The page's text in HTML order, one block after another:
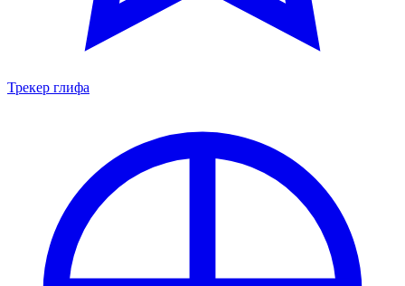
Трекер глифа